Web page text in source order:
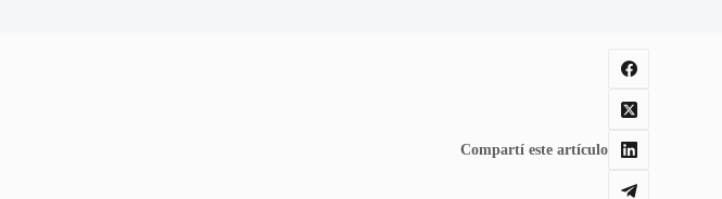
Compartí este artículo